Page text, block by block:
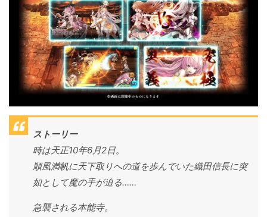
ストーリー
時は天正10年6月2日。
順風満帆に天下取りへの道を歩んでいた織田信長に突
如として魔の手が迫る……
急襲される本能寺。